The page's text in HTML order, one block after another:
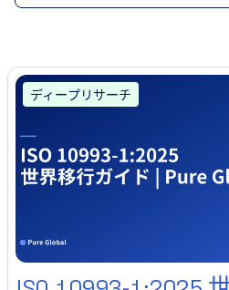
ディープリサーチ